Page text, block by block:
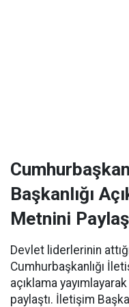
Başkanlığı
Metnini
Devlet liderlerinin
Cumhurbaşkanlığı
açıklama
paylaştı. İletişim